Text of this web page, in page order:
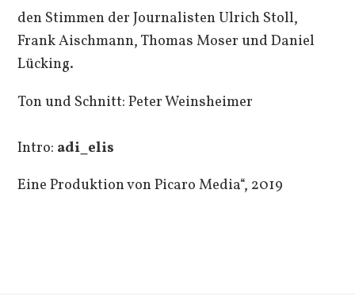
den Stimmen der Journalisten Ulrich Stoll,
Frank Aischmann, Thomas Moser und Daniel
Lücking.
Ton und Schnitt: Peter Weinsheimer
Intro: adi_elis
Eine Produktion von Picaro Media“, 2019